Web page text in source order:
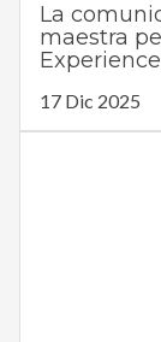
La
maestra
17 Dic 2025